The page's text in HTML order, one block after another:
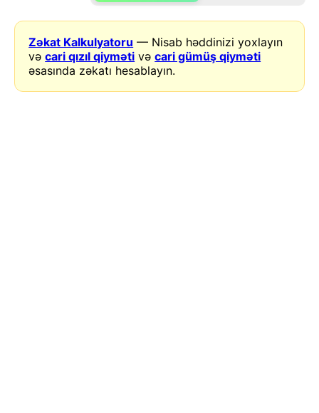
Zəkat Kalkulyatoru — Nisab həddinizi yoxlayın
vəcari qızıl qiyməti vəcari gümüş qiyməti
əsasında zəkatı hesablayın.